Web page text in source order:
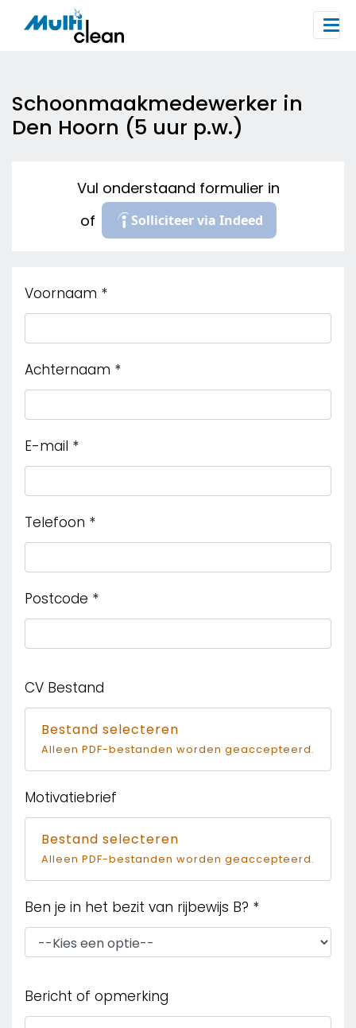
Schoonmaakmedewerker in
Den Hoorn (5 uur p.w.)
Vul onderstaand formulier in
of
Solliciteer via Indeed
Voornaam *
Achternaam *
E-mail *
Telefoon *
Postcode *
CV Bestand
Bestand selecteren
Alleen PDF-bestanden worden geaccepteerd.
Motivatiebrief
Bestand selecteren
Alleen PDF-bestanden worden geaccepteerd.
Ben je in het bezit van rijbewijs B? *
Bericht of opmerking